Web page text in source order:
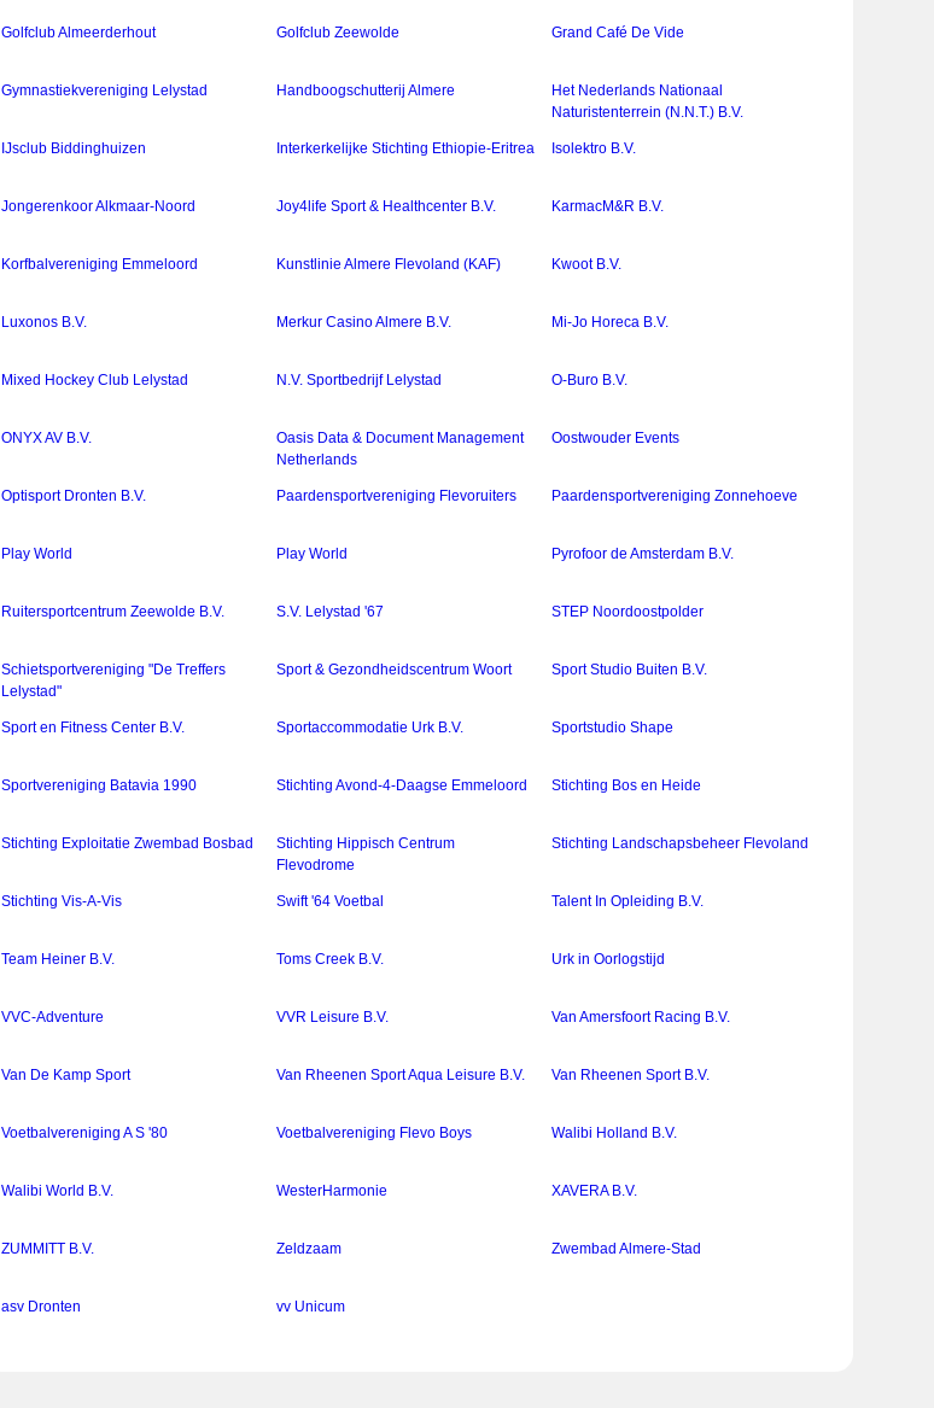
Golfclub Almeerderhout Golfclub Zeewolde Grand Café De Vide
Gymnastiekvereniging Lelystad Handboogschutterij Almere
Het Nederlands Nationaal
Naturistenterrein (N.N.T.) B.V.
IJsclub Biddinghuizen Interkerkelijke Stichting Ethiopie-Eritrea Isolektro B.V.
Jongerenkoor Alkmaar-Noord Joy4life Sport & Healthcenter B.V. KarmacM&R B.V.
Korfbalvereniging Emmeloord Kunstlinie Almere Flevoland (KAF) Kwoot B.V.
Luxonos B.V. Merkur Casino Almere B.V. Mi-Jo Horeca B.V.
Mixed Hockey Club Lelystad N.V. Sportbedrijf Lelystad O-Buro B.V.
ONYX AV B.V.
Oasis Data & Document Management
Netherlands
Oostwouder Events
Optisport Dronten B.V. Paardensportvereniging Flevoruiters Paardensportvereniging Zonnehoeve
Play World Play World Pyrofoor de Amsterdam B.V.
Ruitersportcentrum Zeewolde B.V. S.V. Lelystad '67 STEP Noordoostpolder
Schietsportvereniging "De Treffers
Lelystad"
Sport & Gezondheidscentrum Woort Sport Studio Buiten B.V.
Sport en Fitness Center B.V. Sportaccommodatie Urk B.V. Sportstudio Shape
Sportvereniging Batavia 1990 Stichting Avond-4-Daagse Emmeloord Stichting Bos en Heide
Stichting Exploitatie Zwembad Bosbad
Stichting Hippisch Centrum
Flevodrome
Stichting Landschapsbeheer Flevoland
Stichting Vis-A-Vis Swift '64 Voetbal Talent In Opleiding B.V.
Team Heiner B.V. Toms Creek B.V. Urk in Oorlogstijd
VVC-Adventure VVR Leisure B.V. Van Amersfoort Racing B.V.
Van De Kamp Sport Van Rheenen Sport Aqua Leisure B.V. Van Rheenen Sport B.V.
Voetbalvereniging A S '80 Voetbalvereniging Flevo Boys Walibi Holland B.V.
Walibi World B.V. WesterHarmonie XAVERA B.V.
ZUMMITT B.V. Zeldzaam Zwembad Almere-Stad
asv Dronten vv Unicum